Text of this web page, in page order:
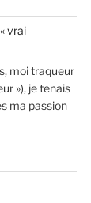
vrai
moi traqueur
»), je tenais
ma passion